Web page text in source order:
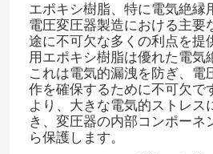
エポキシ樹脂、特に電気絶縁
電圧変圧器製造における主要
途に不可欠な多くの利点を提
用エポキシ樹脂は優れた電気
これは電気的漏洩を防ぎ、電
作を確保するために不可欠で
より、大きな電気的ストレス
き、変圧器の内部コンポーネ
ら保護します。​